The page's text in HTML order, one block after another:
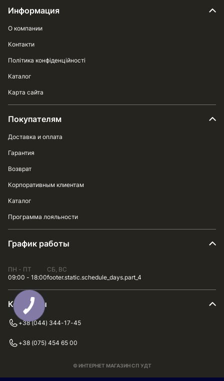
Информация
О компании
Контакти
Політика конфіденційності
Каталог
Карта сайта
Покупателям
Доставка и оплата
Гарантия
Возврат
Корпоративным клиентам
Каталог
Программа лояльности
График работы
ПН - ПТ
09:00 - 18:00
СБ, ВС
footer.static.schedule_days.part_4
Контакты
+38 (044) 344-17-45
+38 (075) 454 65 00
© ИНТЕРНЕТ МАГАЗИН СП УДТ